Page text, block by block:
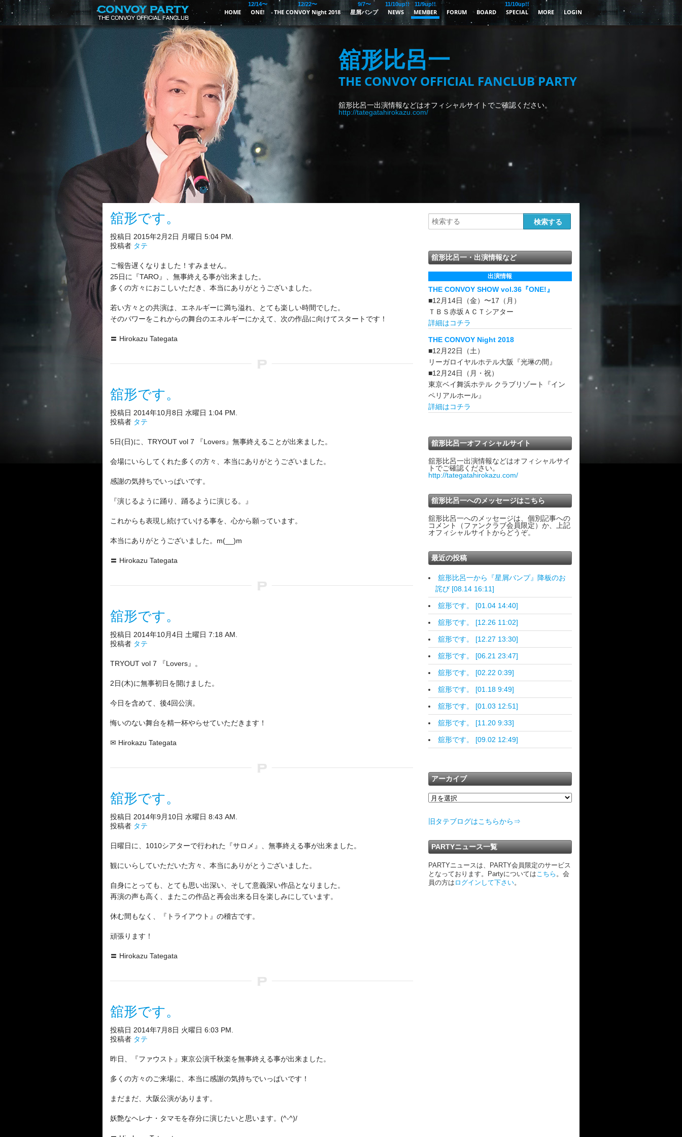
HOME ONE!
12/14〜
THE CONVOY Night 2018
12/22〜
星屑バンプ
9/7〜
NEWS
11/10up!!
MEMBER
11/9up!!
FORUM BOARD SPECIAL
11/10up!!
MORE LOGIN
舘形比呂一
THE CONVOY OFFICIAL FANCLUB PARTY
舘形比呂一出演情報などはオフィシャルサイトでご確認ください。
http://tategatahirokazu.com/
舘形です。
投稿日 2015年2月2日 月曜日 5:04 PM.
投稿者 タテ
ご報告遅くなりました！すみません。
25日に『TARO』、無事終える事が出来ました。
多くの方々におこしいただき、本当にありがとうございました。
若い方々との共演は、エネルギーに満ち溢れ、とても楽しい時間でした。
そのパワーをこれからの舞台のエネルギーにかえて、次の作品に向けてスタートです！
〓 Hirokazu Tategata
舘形です。
投稿日 2014年10月8日 水曜日 1:04 PM.
投稿者 タテ
5日(日)に、TRYOUT vol 7 『Lovers』無事終えることが出来ました。
会場にいらしてくれた多くの方々、本当にありがとうございました。
感謝の気持ちでいっぱいです。
『演じるように踊り、踊るように演じる。』
これからも表現し続けていける事を、心から願っています。
本当にありがとうございました。m(__)m
〓 Hirokazu Tategata
舘形です。
投稿日 2014年10月4日 土曜日 7:18 AM.
投稿者 タテ
TRYOUT vol 7 『Lovers』。
2日(木)に無事初日を開けました。
今日を含めて、後4回公演。
悔いのない舞台を精一杯やらせていただきます！
✉ Hirokazu Tategata
舘形です。
投稿日 2014年9月10日 水曜日 8:43 AM.
投稿者 タテ
日曜日に、1010シアターで行われた『サロメ』、無事終える事が出来ました。
観にいらしていただいた方々、本当にありがとうございました。
自身にとっても、とても思い出深い、そして意義深い作品となりました。
再演の声も高く、またこの作品と再会出来る日を楽しみにしています。
休む間もなく、『トライアウト』の稽古です。
頑張ります！
〓 Hirokazu Tategata
舘形です。
投稿日 2014年7月8日 火曜日 6:03 PM.
投稿者 タテ
昨日、『ファウスト』東京公演千秋楽を無事終える事が出来ました。
多くの方々のご来場に、本当に感謝の気持ちでいっぱいです！
まだまだ、大阪公演があります。
妖艶なヘレナ・タマモを存分に演じたいと思います。(^-^)/
舘形比呂一・出演情報など
出演情報
THE CONVOY SHOW vol.36『ONE!』
■12月14日（金）〜17（月）
ＴＢＳ赤坂ＡＣＴシアター
詳細はコチラ
THE CONVOY Night 2018
■12月22日（土）
リーガロイヤルホテル大阪『光琳の間』
■12月24日（月・祝）
東京ベイ舞浜ホテル クラブリゾート『イン
ペリアルホール』
詳細はコチラ
舘形比呂一オフィシャルサイト
舘形比呂一出演情報などはオフィシャルサイ
トでご確認ください。
http://tategatahirokazu.com/
舘形比呂一へのメッセージはこちら
舘形比呂一へのメッセージは、個別記事への
コメント（ファンクラブ会員限定）か、上記
オフィシャルサイトからどうぞ。
最近の投稿
舘形比呂一から『星屑バンプ』降板のお
詫び [08.14 16:11]
舘形です。 [01.04 14:40]
舘形です。 [12.26 11:02]
舘形です。 [12.27 13:30]
舘形です。 [06.21 23:47]
舘形です。 [02.22 0:39]
舘形です。 [01.18 9:49]
舘形です。 [01.03 12:51]
舘形です。 [11.20 9:33]
舘形です。 [09.02 12:49]
アーカイブ
旧タテブログはこちらから⇒
PARTYニュース一覧
PARTYニュースは、PARTY会員限定のサービス
となっております。Partyについてはこちら 。会
員の方は ログインして下さい。